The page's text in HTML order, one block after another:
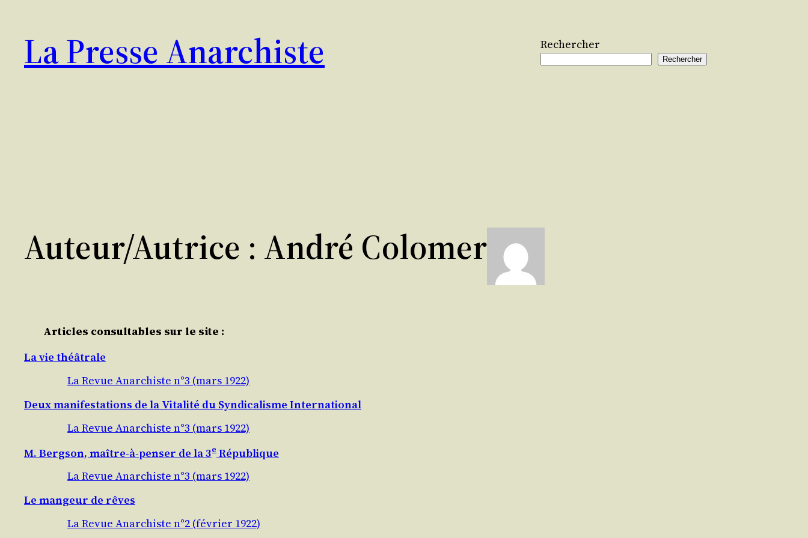
contenu
La Presse Anarchiste Rechercher
Rechercher
Auteur/autrice : André Colomer
Articles consultables sur le site :
La vie théâtrale
La Revue Anarchiste n°3 (mars 1922)
Deux manifestations de la Vitalité du Syndicalisme International
La Revue Anarchiste n°3 (mars 1922)
M. Bergson, maître-à-penser de la 3e République
La Revue Anarchiste n°3 (mars 1922)
Le mangeur de rêves
La Revue Anarchiste n°2 (février 1922)